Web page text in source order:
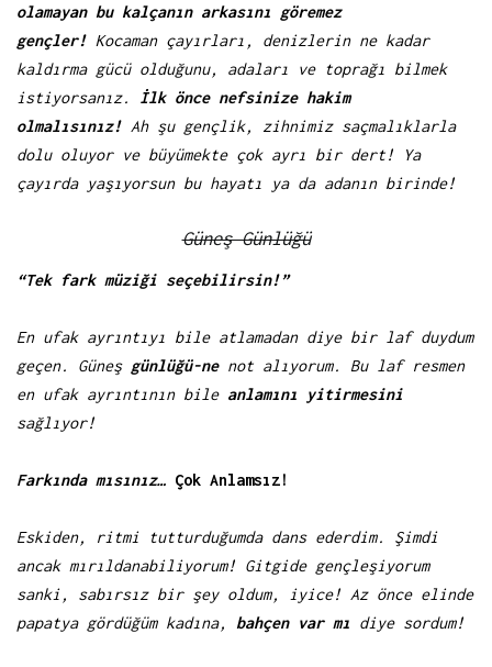
olamayan bu kalçanın arkasını göremez
gençler! Kocaman çayırları, denizlerin ne kadar
kaldırma gücü olduğunu, adaları ve toprağı bilmek
istiyorsanız. İlk önce nefsinize hakim
olmalısınız! Ah şu gençlik, zihnimiz saçmalıklarla
dolu oluyor ve büyümekte çok ayrı bir dert! Ya
çayırda yaşıyorsun bu hayatı ya da adanın birinde!
Güneş Günlüğü
“Tek fark müziği seçebilirsin!”
En ufak ayrıntıyı bile atlamadan diye bir laf duydum
geçen. Güneş günlüğü-nenot alıyorum. Bu laf resmen
en ufak ayrıntının bile anlamını yitirmesini
sağlıyor!
Farkında mısınız… Çok Anlamsız!
Eskiden, ritmi tutturduğumda dans ederdim. Şimdi
ancak mırıldanabiliyorum! Gitgide gençleşiyorum
sanki, sabırsız bir şey oldum, iyice! Az önce elinde
papatya gördüğüm kadına, bahçen var mı diye sordum!